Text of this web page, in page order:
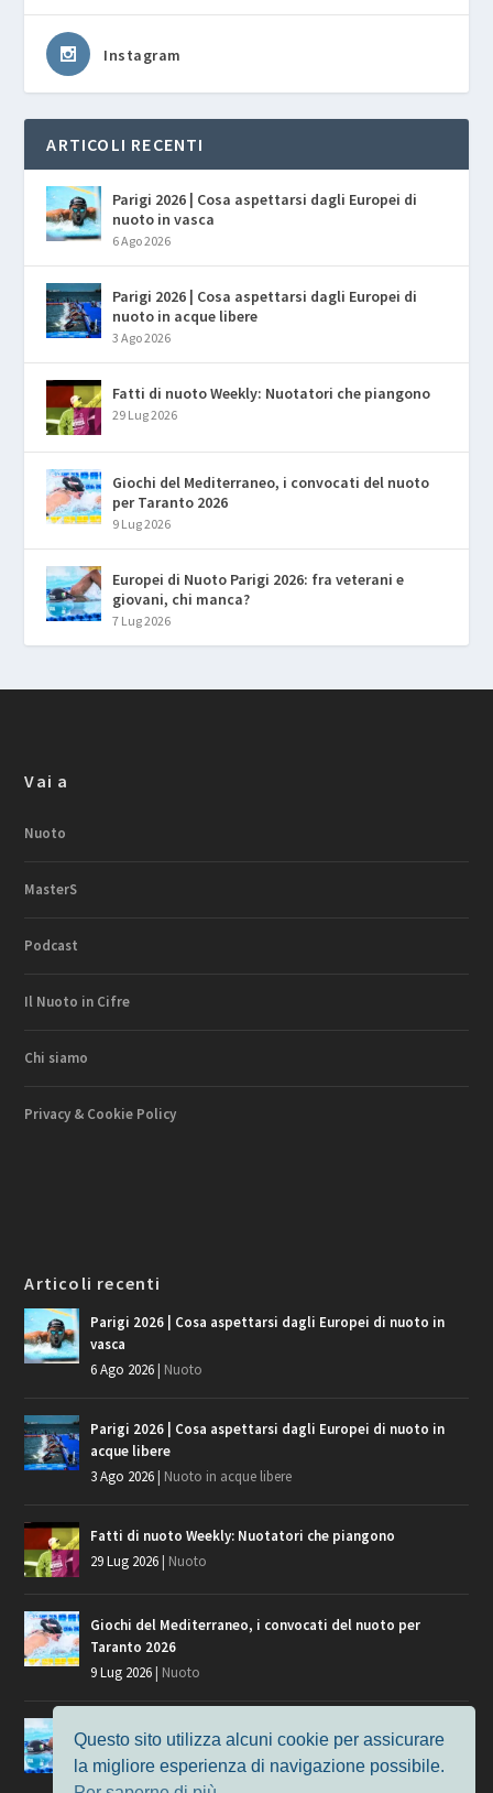
Instagram
ARTICOLI RECENTI
Parigi 2026 | Cosa aspettarsi dagli Europei di
nuoto in vasca
6 Ago 2026
Parigi 2026 | Cosa aspettarsi dagli Europei di
nuoto in acque libere
3 Ago 2026
Fatti di nuoto Weekly: Nuotatori che piangono
29 Lug 2026
Giochi del Mediterraneo, i convocati del nuoto
per Taranto 2026
9 Lug 2026
Europei di Nuoto Parigi 2026: fra veterani e
giovani, chi manca?
7 Lug 2026
Vai a
Nuoto
MasterS
Podcast
Il Nuoto in Cifre
Chi siamo
Privacy & Cookie Policy
Articoli recenti
Parigi 2026 | Cosa aspettarsi dagli Europei di nuoto in
vasca
6 Ago 2026| Nuoto
Parigi 2026 | Cosa aspettarsi dagli Europei di nuoto in
acque libere
3 Ago 2026| Nuoto in acque libere
Fatti di nuoto Weekly: Nuotatori che piangono
29 Lug 2026| Nuoto
Giochi del Mediterraneo, i convocati del nuoto per
Taranto 2026
9 Lug 2026| Nuoto
Europei di Nuoto Parigi 2026: fra veterani e giovani, chi
7 Lug 2026
Nuoto
Questo sito utilizza alcuni cookie per assicurare
la migliore esperienza di navigazione possibile.